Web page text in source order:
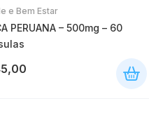
e Bem Estar
PERUANA – 500mg – 60